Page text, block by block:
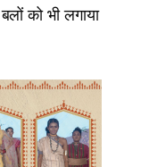
को भी लगाया